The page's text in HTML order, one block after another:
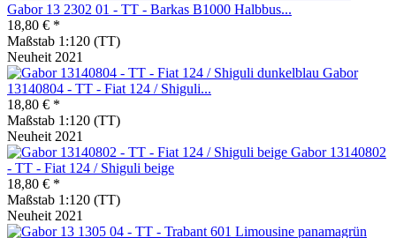
Gabor 13 2302 01 - TT - Barkas B1000 Halbbus...
18,80 € *
Maßstab 1:120 (TT)
Neuheit 2021
Gabor
13140804 - TT - Fiat 124 / Shiguli...
18,80 € *
Maßstab 1:120 (TT)
Neuheit 2021
Gabor 13140802
- TT - Fiat 124 / Shiguli beige
18,80 € *
Maßstab 1:120 (TT)
Neuheit 2021